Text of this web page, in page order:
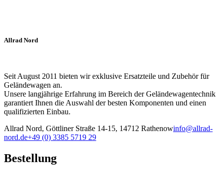
Allrad Nord
Seit August 2011 bieten wir exklusive Ersatzteile und Zubehör für
Geländewagen an.
Unsere langjährige Erfahrung im Bereich der Geländewagentechnik
garantiert Ihnen die Auswahl der besten Komponenten und einen
qualifizierten Einbau.
Allrad Nord, Göttliner Straße 14-15, 14712 Rathenowinfo@allrad-
nord.de+49 (0) 3385 5719 29
Bestellung